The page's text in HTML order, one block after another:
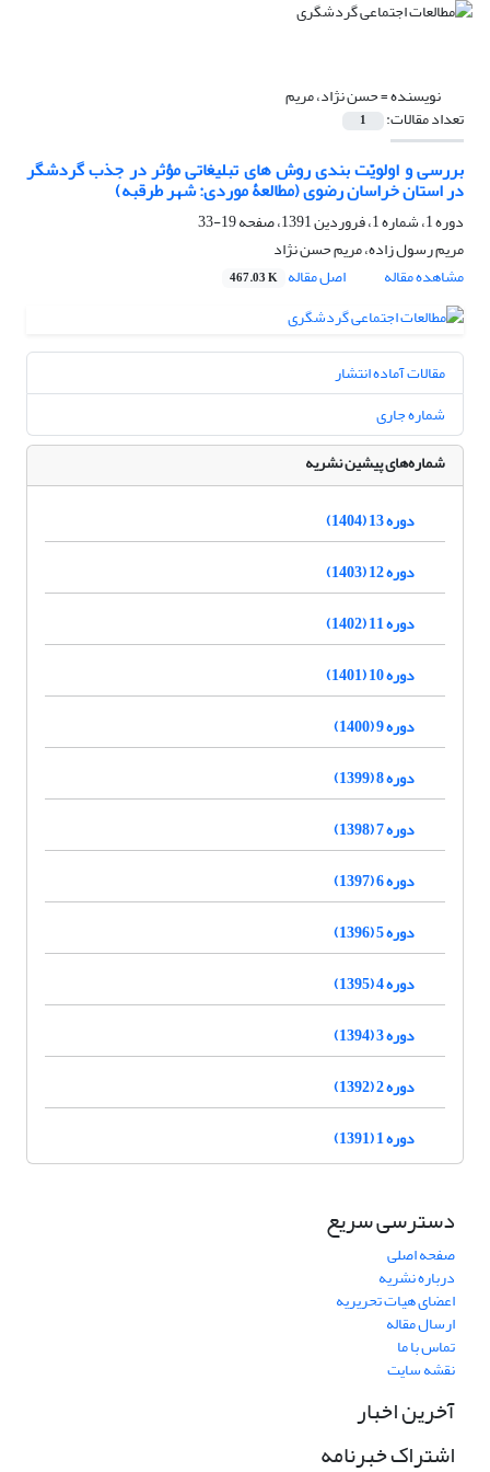
نویسنده =حسن نژاد، مریم
تعداد مقالات: 1
بررسی و اولویّت بندی روش های تبلیغاتی مؤثر در جذب گردشگر
در استان خراسان رضوی (مطالعۀ موردی: شهر طرقبه)
دوره 1، شماره 1، فروردین 1391، صفحه
19-33
مریم رسول زاده، مریم حسن نژاد
مشاهده مقاله
اصل مقاله 467.03 K
مقالات آماده انتشار
شماره جاری
شماره‌های پیشین نشریه
دوره 13 (1404)
دوره 12 (1403)
دوره 11 (1402)
دوره 10 (1401)
دوره 9 (1400)
دوره 8 (1399)
دوره 7 (1398)
دوره 6 (1397)
دوره 5 (1396)
دوره 4 (1395)
دوره 3 (1394)
دوره 2 (1392)
دوره 1 (1391)
دسترسی سریع
صفحه اصلی
درباره نشریه
اعضای هیات تحریریه
ارسال مقاله
تماس با ما
نقشه سایت
آخرین اخبار
اشتراک خبرنامه